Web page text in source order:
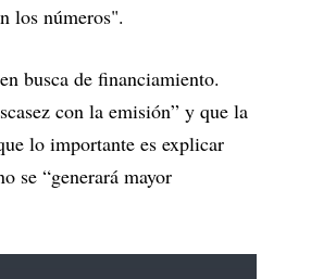
los números".
busca de financiamiento.
con la emisión” y que la
lo importante es explicar
se “generará mayor